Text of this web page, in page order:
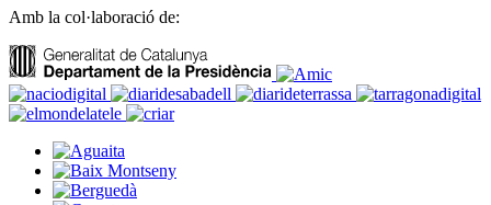
Amb la col·laboració de: